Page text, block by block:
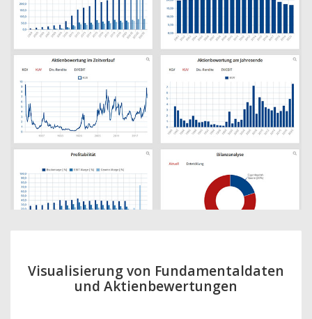
Visualisierung von Fundamentaldaten
und Aktienbewertungen